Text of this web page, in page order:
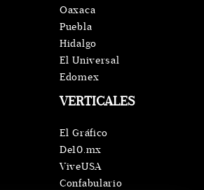
VERTICALES
El Gráfico
De10.mx
ViveUSA
Confabulario
Oaxaca
Puebla
Hidalgo
El Universal
Edomex